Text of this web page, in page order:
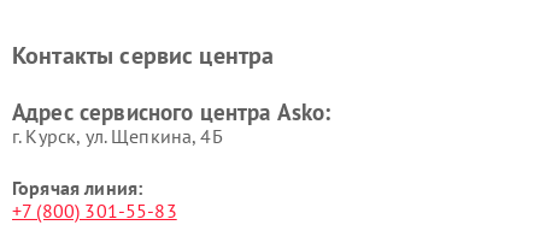
Ремонт подогревателей
Ремонт промышленных
Asko
Контакты сервис центра
Адрес сервисного центра Asko:
г. Курск, ул. Щепкина, 4Б
Горячая линия:
+7 (800) 301-55-83